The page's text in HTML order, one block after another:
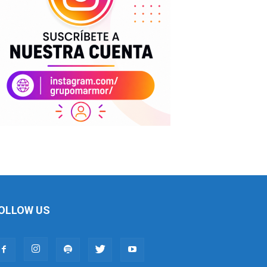
US